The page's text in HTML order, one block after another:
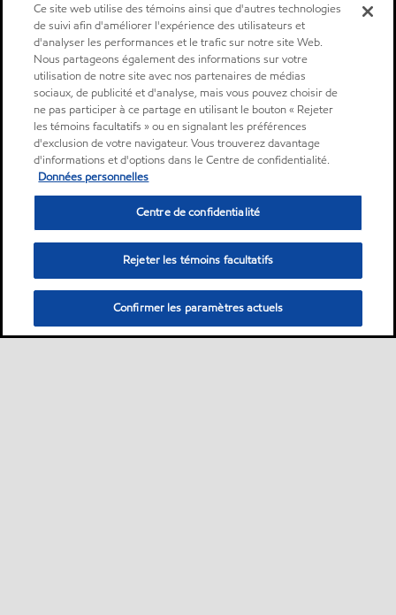
Ce site web utilise des témoins ainsi que d'autres technologies
de suivi afin d'améliorer l'expérience des utilisateurs et
d'analyser les performances et le trafic sur notre site Web.
Nous partageons également des informations sur votre
utilisation de notre site avec nos partenaires de médias
sociaux, de publicité et d'analyse, mais vous pouvez choisir de
ne pas participer à ce partage en utilisant le bouton « Rejeter
les témoins facultatifs » ou en signalant les préférences
d'exclusion de votre navigateur. Vous trouverez davantage
d'informations et d'options dans le Centre de confidentialité.
Données personnelles
Centre de confidentialité
Rejeter les témoins facultatifs
Confirmer les paramètres actuels